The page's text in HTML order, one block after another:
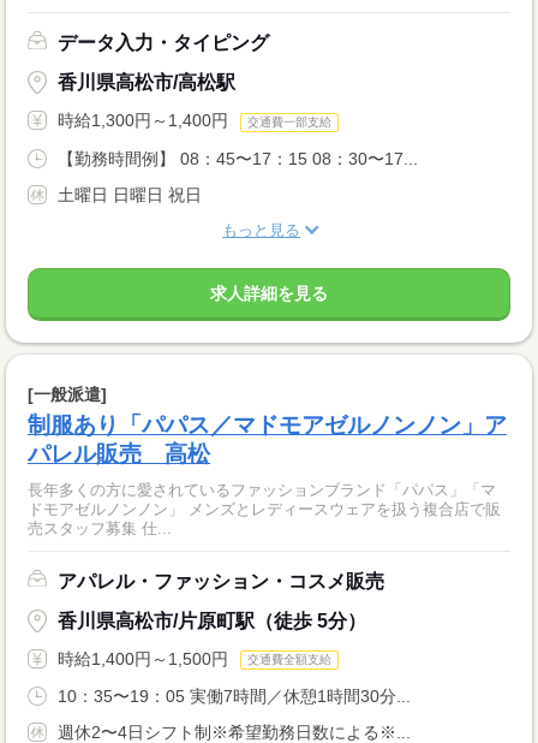
データ入力・タイピング
香川県高松市/高松駅
時給1,300円～1,400円 交通費一部支給
【勤務時間例】 08：45〜17：15 08：30〜17...
土曜日 日曜日 祝日
もっと見る
求人詳細を見る
[一般派遣]
制服あり「パパス／マドモアゼルノンノン」ア
パレル販売 高松
長年多くの方に愛されているファッションブランド「パパス」「マ
ドモアゼルノンノン」 メンズとレディースウェアを扱う複合店で販
売スタッフ募集 仕...
アパレル・ファッション・コスメ販売
香川県高松市/片原町駅（徒歩 5分）
時給1,400円～1,500円 交通費全額支給
10：35〜19：05 実働7時間／休憩1時間30分...
週休2〜4日シフト制※希望勤務日数による※...